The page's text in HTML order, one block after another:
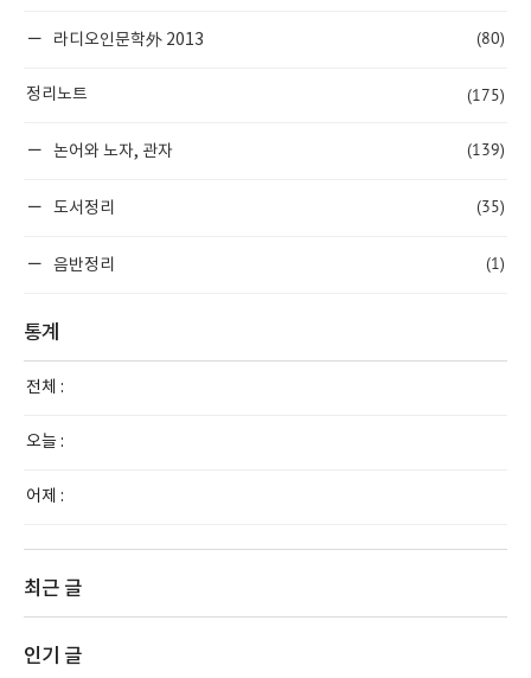
라디오인문학外 2013 (80)
정리노트 (175)
논어와 노자, 관자 (139)
도서정리 (35)
음반정리 (1)
통계
전체 :
오늘 :
어제 :
최근 글
인기 글